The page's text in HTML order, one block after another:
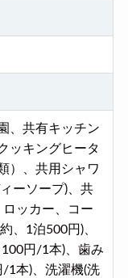
、共有キッチン
ッキングヒータ
）、共用シャワ
ーソープ)、共
ッカー、コー
、1泊500円)、
円/1本)、歯み
1本)、洗濯機(洗